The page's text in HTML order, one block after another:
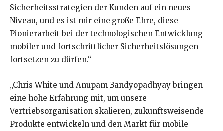
Sicherheitsstrategien der Kunden auf ein neues
Niveau, und es ist mir eine große Ehre, diese
Pionierarbeit bei der technologischen Entwicklung
mobiler und fortschrittlicher Sicherheitslösungen
fortsetzen zu dürfen.“
„Chris White und Anupam Bandyopadhyay bringen
eine hohe Erfahrung mit, um unsere
Vertriebsorganisation skalieren, zukunftsweisende
Produkte entwickeln und den Markt für mobile